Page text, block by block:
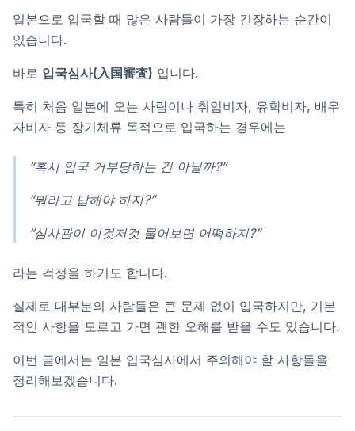
일본으로 입국할 때 많은 사람들이 가장 긴장하는 순간이
있습니다.
바로 입국심사(入国審査) 입니다.
특히 처음 일본에 오는 사람이나 취업비자, 유학비자, 배우
자비자 등 장기체류 목적으로 입국하는 경우에는
“혹시 입국 거부당하는 건 아닐까?”
“뭐라고 답해야 하지?”
“심사관이 이것저것 물어보면 어떡하지?”
라는 걱정을 하기도 합니다.
실제로 대부분의 사람들은 큰 문제 없이 입국하지만, 기본
적인 사항을 모르고 가면 괜한 오해를 받을 수도 있습니다.
이번 글에서는 일본 입국심사에서 주의해야 할 사항들을
정리해보겠습니다.